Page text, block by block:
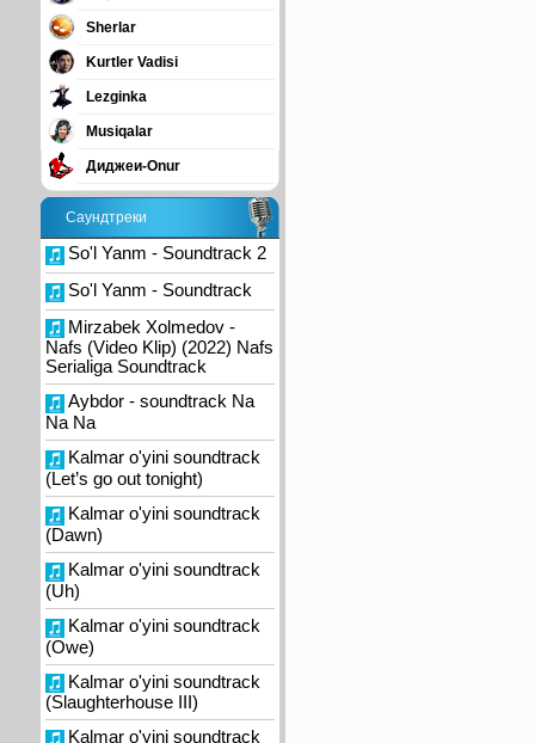
Sherlar
Kurtler Vadisi
Lezginka
Musiqalar
Диджеи-Onur
Саундтреки
So'l Yanm - Soundtrack 2
So'l Yanm - Soundtrack
Mirzabek Xolmedov -
Nafs (Video Klip) (2022) Nafs
Serialiga Soundtrack
Aybdor - soundtrack Na
Na Na
Kalmar o'yini soundtrack
(Let’s go out tonight)
Kalmar o'yini soundtrack
(Dawn)
Kalmar o'yini soundtrack
(Uh)
Kalmar o'yini soundtrack
(Owe)
Kalmar o'yini soundtrack
(Slaughterhouse III)
Kalmar o'yini soundtrack